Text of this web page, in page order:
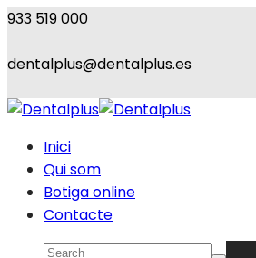
933 519 000
dentalplus@dentalplus.es
Inici
Qui som
Botiga online
Contacte